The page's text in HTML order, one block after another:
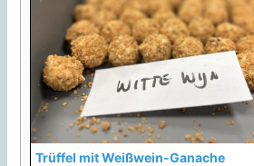
Trüffel mit Weißwein-Ganache